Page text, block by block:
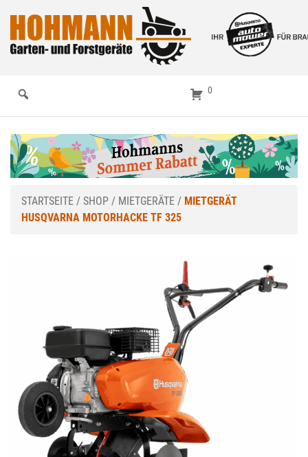
0
STARTSEITE / SHOP / MIETGERÄTE / MIETGERÄT
HUSQVARNA MOTORHACKE TF 325